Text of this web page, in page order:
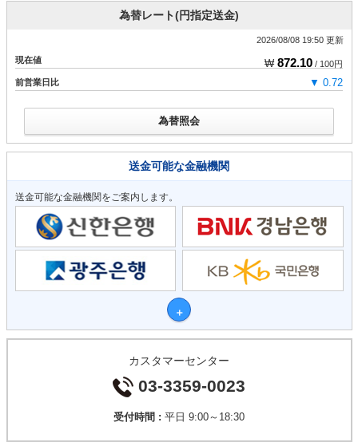
為替レート(円指定送金)
2026/08/08 19:50 更新
現在値 ₩872.10 / 100円
前営業日比
▼ 0.72
為替照会
送金可能な金融機関
送金可能な金融機関をご案内します。
カスタマーセンター
03-3359-0023
受付時間 : 平日 9:00～18:30